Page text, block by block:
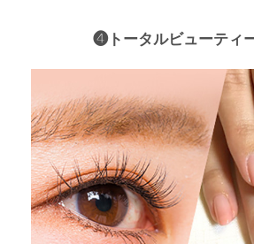
❹トータルビューティ